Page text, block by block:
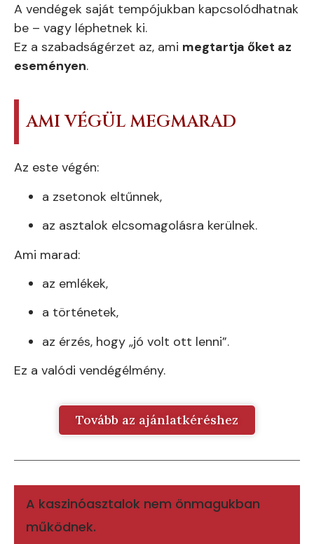
A vendégek saját tempójukban kapcsolódhatnak
be – vagy léphetnek ki.
Ez a szabadságérzet az, ami megtartja őket az
eseményen.
AMI VÉGÜL MEGMARAD
Az este végén:
a zsetonok eltűnnek,
az asztalok elcsomagolásra kerülnek.
Ami marad:
az emlékek,
a történetek,
az érzés, hogy „jó volt ott lenni”.
Ez a valódi vendégélmény.
Tovább az ajánlatkéréshez
A kaszinóasztalok nem önmagukban
működnek.